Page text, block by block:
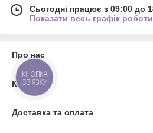
Сьогодні працює з 09:00 до
Показати весь графік роботи
Про нас
Контакти
Доставка та оплата
КНОПКА
ЗВ'ЯЗКУ